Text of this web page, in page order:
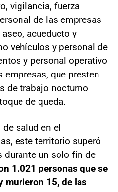
vigilancia, fuerza
de las empresas
acueducto y
vehículos y personal de
y personal operativo
que presten
de trabajo nocturno
de queda.
de salud en el
este territorio superó
durante un solo fin de
1.021 personas que se
murieron 15, de las